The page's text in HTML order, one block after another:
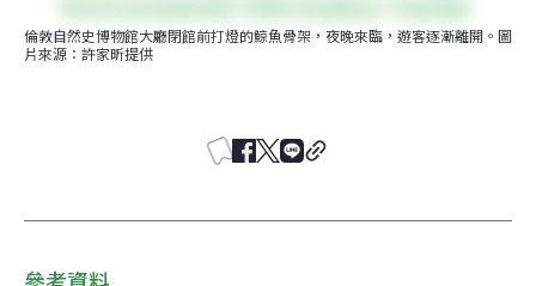
倫敦自然史博物館大廳閉館前打燈的鯨魚骨架，夜晚來臨，遊客逐漸離開。圖
片來源：許家昕提供